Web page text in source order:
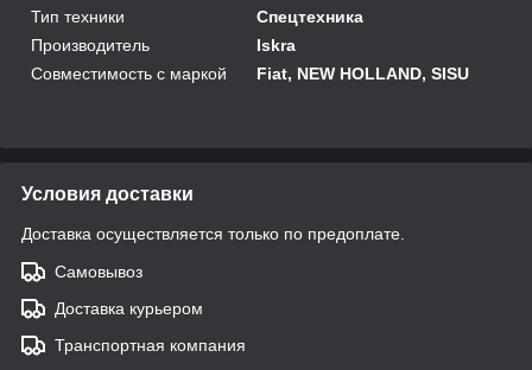
Тип техники
Спецтехника
Производитель
Iskra
Совместимость с маркой
Fiat, NEW HOLLAND, SISU
Условия доставки
Доставка осуществляется только по предоплате.
Самовывоз
Доставка курьером
Транспортная компания